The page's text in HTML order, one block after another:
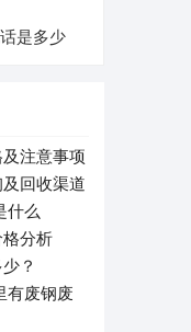
是多少
注意事项
及回收渠道
什么
分析
？
有废钢废